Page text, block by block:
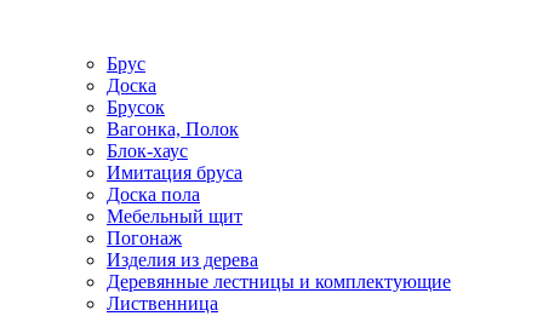
Брус
Доска
Брусок
Вагонка, Полок
Блок-хаус
Имитация бруса
Доска пола
Мебельный щит
Погонаж
Изделия из дерева
Деревянные лестницы и комплектующие
Лиственница